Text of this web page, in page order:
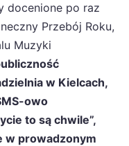
docenione po raz
Przebój Roku,
Muzyki
w Kielcach,
owo
to są chwile”,
w prowadzonym